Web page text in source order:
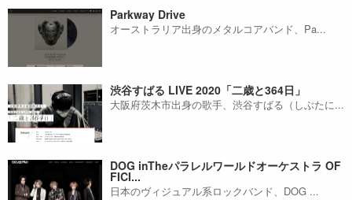
Parkway Drive
オーストラリア出身のメタルコアバンド、Pa...
渋谷すばる LIVE 2020「二歳と364日」
大阪府茨木市出身の歌手、渋谷すばる（しぶたに...
DOG inTheパラレルワールドオーケストラ OF
FICI...
日本のヴィジュアル系ロックバンド、DOG ...